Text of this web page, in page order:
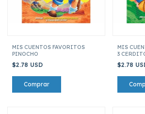
MIS CUENTOS FAVORITOS
PINOCHO
$2.78 USD
MIS
3
$2.78